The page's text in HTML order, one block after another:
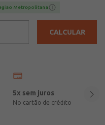
Metropolitana
CALCULAR
5x sem juros
No cartão de crédito